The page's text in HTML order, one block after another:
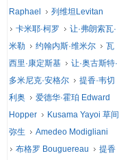
Raphael
列维坦Levitan
卡米耶·柯罗
让·弗朗索瓦·
米勒
约翰内斯·维米尔
瓦
西里·康定斯基
让·奥古斯特·
多米尼克·安格尔
提香·韦切
利奥
爱德华·霍珀 Edward
Hopper
Kusama Yayoi 草间
弥生
Amedeo Modigliani
布格罗 Bouguereau
提香